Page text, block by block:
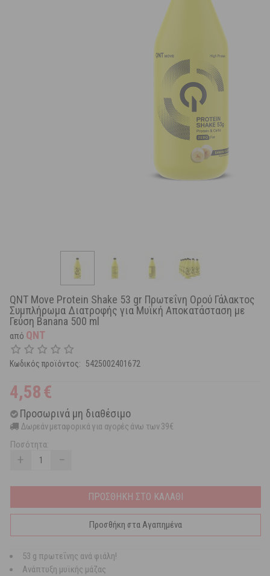
QNT Move Protein Shake 53 gr Πρωτεΐνη Ορού Γάλακτος
Συμπλήρωμα Διατροφής για Μυϊκή Αποκατάσταση με
Γεύση Banana 500 ml
από QNT
Κωδικός προϊόντος: 5425002401672
4,58€
Προσωρινά μη διαθέσιμο
Δωρεάν μεταφορικά για αγορές άνω των 39€
Ποσότητα:
+ −
ΠΡΟΣΘΗΚΗ ΣΤΟ ΚΑΛΑΘΙ
Προσθήκη στα Αγαπημένα
53 g πρωτεΐνης ανά φιάλη!
Ανάπτυξη μυϊκής μάζας